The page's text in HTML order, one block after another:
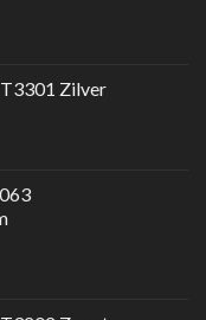
Zilver